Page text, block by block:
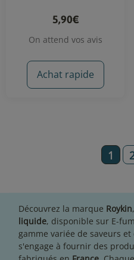
5,90€
On attend vos avis
Achat rapide
1
Découvrez la marque Roykin
liquide, disponible sur E-
gamme variée de saveurs et
s'engage à fournir des